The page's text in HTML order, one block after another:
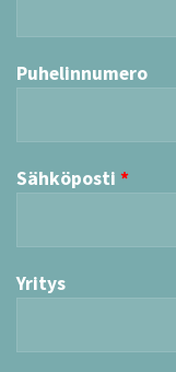
Puhelinnumero
Sähköposti
Yritys